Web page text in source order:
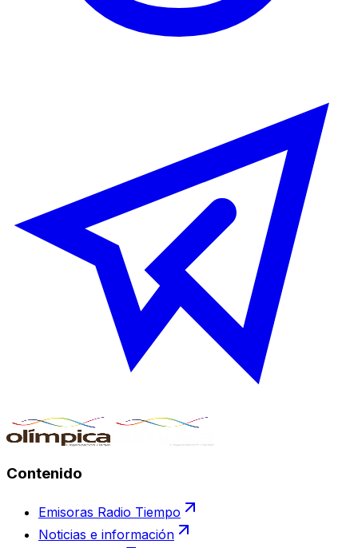
Contenido
Emisoras Radio Tiempo
Noticias e información